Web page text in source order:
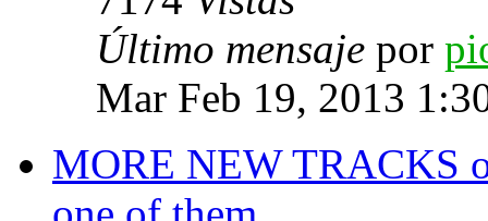
Último mensaje por
Mar Feb 19, 2013
MORE NEW TRACKS